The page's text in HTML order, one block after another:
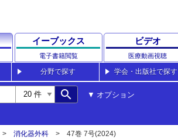
イーブックス
電子書籍閲覧
ビデオ
医療動画視聴
分野で探す 学会・出版社で探す
search オプション
消化器外科 47巻 7号(2024)